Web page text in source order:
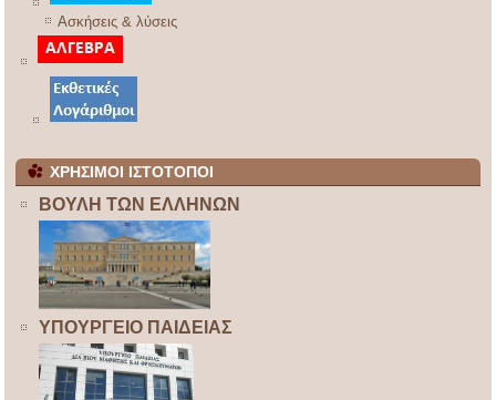
Ασκήσεις & λύσεις
ΧΡΗΣΙΜΟΙ ΙΣΤΟΤΟΠΟΙ
ΒΟΥΛΗ ΤΩΝ ΕΛΛΗΝΩΝ
ΥΠΟΥΡΓΕΙΟ ΠΑΙΔΕΙΑΣ